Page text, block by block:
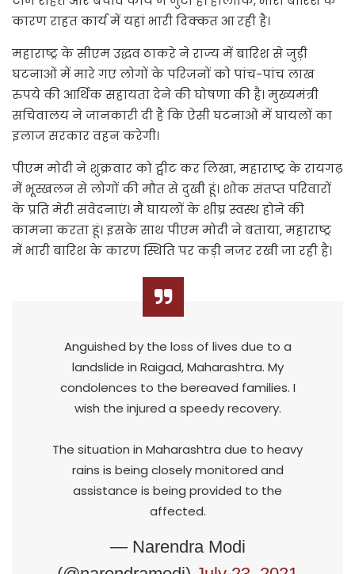
कारण राहत कार्य में यहां भारी दिक्कत आ रही है।
महाराष्ट्र के सीएम उद्धव ठाकरे ने राज्य में बारिश से जुड़ी
घटनाओं में मारे गए लोगों के परिजनों को पांच-पांच लाख
रुपये की आर्थिक सहायता देने की घोषणा की है। मुख्यमंत्री
सचिवालय ने जानकारी दी है कि ऐसी घटनाओं में घायलों का
इलाज सरकार वहन करेगी।
पीएम मोदी ने शुक्रवार को ट्वीट कर लिखा, महाराष्ट्र के रायगढ़
में भूस्खलन से लोगों की मौत से दुखी हूं। शोक संतप्त परिवारों
के प्रति मेरी संवेदनाएं। मैं घायलों के शीघ्र स्वस्थ होने की
कामना करता हूं। इसके साथ पीएम मोदी ने बताया, महाराष्ट्र
में भारी बारिश के कारण स्थिति पर कड़ी नजर रखी जा रही है।
Anguished by the loss of lives due to a
landslide in Raigad, Maharashtra. My
condolences to the bereaved families. I
wish the injured a speedy recovery.
The situation in Maharashtra due to heavy
rains is being closely monitored and
assistance is being provided to the
affected.
— Narendra Modi